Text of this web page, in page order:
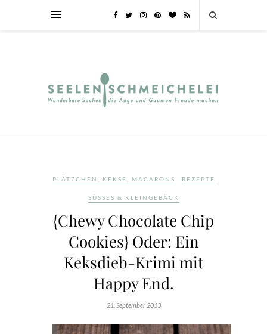
PLÄTZCHEN, KEKSE, MACARONS REZEPTE
SÜSSES & KLEINGEBÄCK
{Chewy Chocolate Chip
Cookies} Oder: Ein
Keksdieb-Krimi mit
Happy End.
21. September 2013